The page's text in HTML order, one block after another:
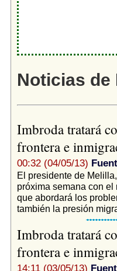
Noticias de
Imbroda tratará
frontera e
00:32 (04/05/13)
El presidente de
próxima semana con
que abordará los
también la presión
Imbroda tratará
frontera e
14:11 (03/05/13)